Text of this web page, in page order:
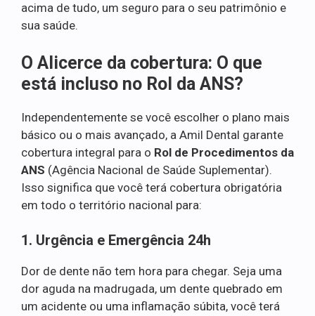
acima de tudo, um seguro para o seu patrimônio e
sua saúde.
O Alicerce da cobertura: O que
está incluso no Rol da ANS?
Independentemente se você escolher o plano mais
básico ou o mais avançado, a Amil Dental garante
cobertura integral para o Rol de Procedimentos da
ANS (Agência Nacional de Saúde Suplementar).
Isso significa que você terá cobertura obrigatória
em todo o território nacional para:
1. Urgência e Emergência 24h
Dor de dente não tem hora para chegar. Seja uma
dor aguda na madrugada, um dente quebrado em
um acidente ou uma inflamação súbita, você terá